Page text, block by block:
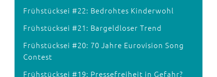
Frühstücksei #22: Bedrohtes Kinderwohl
Frühstücksei #21: Bargeldloser Trend
Frühstücksei #20: 70 Jahre Eurovision Song
Contest
Frühstücksei #19: Pressefreiheit in Gefahr?